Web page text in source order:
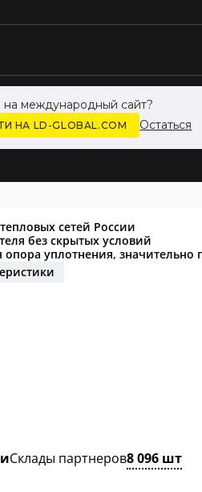
на международный сайт?
НА LD-GLOBAL.COM Остаться
ЖИДКОСТИ
сетей России
без скрытых условий
опора уплотнения,
Склады партнеров8 096 шт